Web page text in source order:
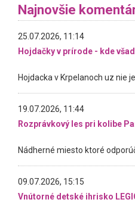
Najnovšie
25.07.2026, 11:14
Hojdačky v prírode - kde
19.07.2026, 11:44
Rozprávkový les pri kolibe
09.07.2026, 15:15